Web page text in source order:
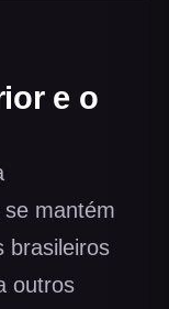
e o
mantém
brasileiros
outros